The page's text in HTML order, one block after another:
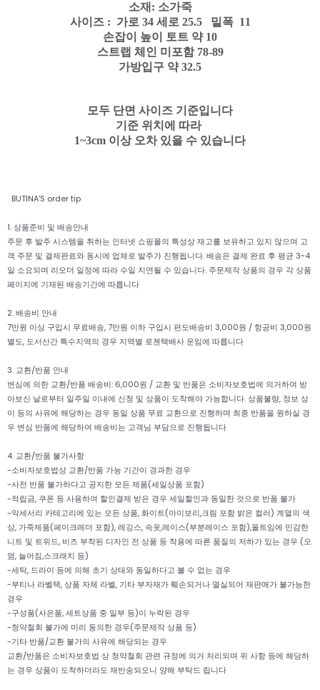
소재: 소가죽
사이즈 : 가로 34 세로 25.5 밑폭 11
손잡이 높이 토트 약 10
스트랩 체인 미포함 78-89
가방입구 약 32.5
모두 단면 사이즈 기준입니다
기준 위치에 따라
1~3cm 이상 오차 있을 수 있습니다
BUTINA'S order tip
1. 상품준비 및 배송안내
주문 후 발주 시스템을 취하는 인터넷 쇼핑몰의 특성상 재고를 보유하고 있지 않으며 고
객 주문 및 결제완료와 동시에 업체로 발주가 진행됩니다. 배송은 결제 완료 후 평균 3~4
일 소요되며 리오더 일정에 따라 수일 지연될 수 있습니다. 주문제작 상품의 경우 각 상품
페이지에 기재된 배송기간에 따릅니다
2. 배송비 안내
7만원 이상 구입시 무료배송, 7만원 이하 구입시 편도배송비 3,000원 / 항공비 3,000원
별도, 도서산간 특수지역의 경우 지역별 로젠택배사 운임에 따릅니다
3. 교환/반품 안내
변심에 의한 교환/반품 배송비: 6,000원 / 교환 및 반품은 소비자보호법에 의거하여 받
아보신 날로부터 일주일 이내에 신청 및 상품이 도착해야 가능합니다. 상품불량, 정보 상
이 등의 사유에 해당하는 경우 동일 상품 무료 교환으로 진행하며 최종 반품을 원하실 경
우 변심 반품에 해당하여 배송비는 고객님 부담으로 진행됩니다
4. 교환/반품 불가사항
-소비자보호법상 교환/반품 가능 기간이 경과한 경우
-사전 반품 불가하다고 공지한 모든 제품(세일상품 포함)
-적립금, 쿠폰 등 사용하여 할인결제 받은 경우 세일할인과 동일한 것으로 반품 불가
-악세서리 카테고리에 있는 모든 상품, 화이트(아이보리,크림 포함 밝은 컬러) 계열의 색
상, 가죽제품(페이크레더 포함), 레깅스, 속옷,레이스(부분레이스 포함),올트임에 민감한
니트 및 트위드, 비즈 부착된 디자인 전 상품 등 착용에 따른 품질의 저하가 있는 경우 (오
염, 늘어짐,스크래치 등)
-세탁, 드라이 등에 의해 초기 상태와 동일하다고 볼 수 없는 경우
-부티나 라벨택, 상품 자체 라벨, 기타 부자재가 훼손되거나 멸실되어 재판매가 불가능한
경우
-구성품(사은품, 세트상품 중 일부 등)이 누락된 경우
-청약철회 불가에 미리 동의한 경우(주문제작 상품 등)
-기타 반품/교환 불가의 사유에 해당되는 경우
교환/반품은 소비자보호법 상 청약철회 관련 규정에 의거 처리되며 위 사항 등에 해당하
는 경우 상품이 도착하더라도 재반송되오니 양해 부탁드 립니다